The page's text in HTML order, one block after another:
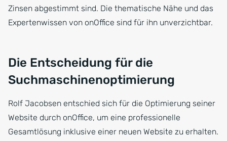
Zinsen abgestimmt sind. Die thematische Nähe und das
Expertenwissen von onOffice sind für ihn unverzichtbar.
Die Entscheidung für die
Suchmaschinenoptimierung
Rolf Jacobsen entschied sich für die Optimierung seiner
Website durch onOffice, um eine professionelle
Gesamtlösung inklusive einer neuen Website zu erhalten.